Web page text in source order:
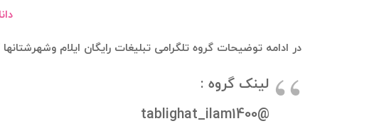
در ادامه توضیحات گروه تلگرامی تبلیغات رایگان ایلام
لینک گروه :
@tablighat_ilam1400